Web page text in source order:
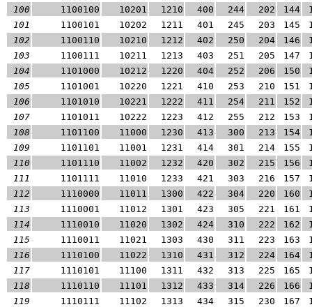
100
1100100 10201 1210 400 244 202 144
101
1100101 10202 1211 401 245 203 145
102
1100110 10210 1212 402 250 204 146
103
1100111 10211 1213 403 251 205 147
104
1101000 10212 1220 404 252 206 150
105
1101001 10220 1221 410 253 210 151
106
1101010 10221 1222 411 254 211 152
107
1101011 10222 1223 412 255 212 153
108
1101100 11000 1230 413 300 213 154
109
1101101 11001 1231 414 301 214 155
110
1101110 11002 1232 420 302 215 156
111
1101111 11010 1233 421 303 216 157
112
1110000 11011 1300 422 304 220 160
113
1110001 11012 1301 423 305 221 161
114
1110010 11020 1302 424 310 222 162
115
1110011 11021 1303 430 311 223 163
116
1110100 11022 1310 431 312 224 164
117
1110101 11100 1311 432 313 225 165
118
1110110 11101 1312 433 314 226 166
119
1110111 11102 1313 434 315 230 167